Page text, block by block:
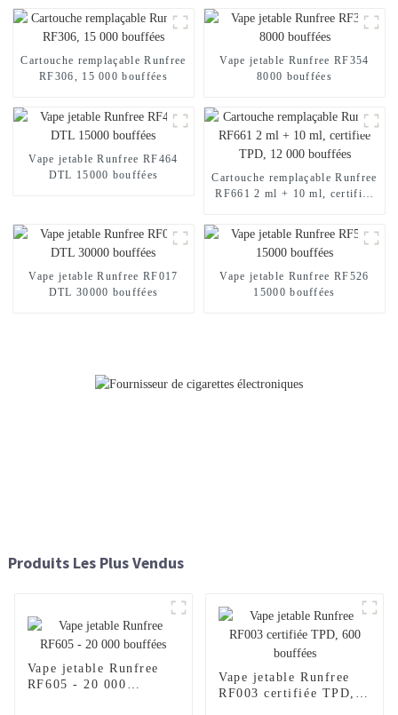
Cartouche remplaçable Runfree
RF306, 15 000 bouffées
Vape jetable Runfree RF354
8000 bouffées
Vape jetable Runfree RF464
DTL 15000 bouffées
Cartouche remplaçable Runfree
RF661 2 ml + 10 ml, certifiée
Vape jetable Runfree RF017
DTL 30000 bouffées
Vape jetable Runfree RF526
15000 bouffées
Produits Les Plus Vendus
Vape jetable Runfree
RF605 - 20 000
Vape jetable Runfree
RF003 certifiée TPD,